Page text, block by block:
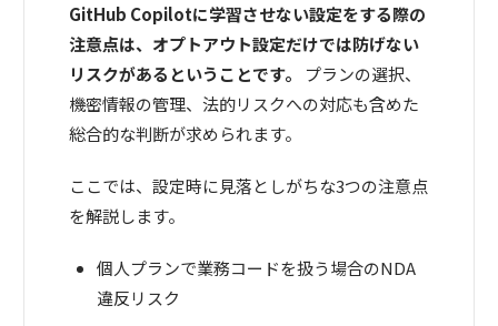
GitHub Copilotに学習させない設定をする際の
注意点は、オプトアウト設定だけでは防げない
リスクがあるということです。
プランの選択、
機密情報の管理、法的リスクへの対応も含めた
総合的な判断が求められます。
ここでは、設定時に見落としがちな3つの注意点
を解説します。
個人プランで業務コードを扱う場合のNDA
違反リスク